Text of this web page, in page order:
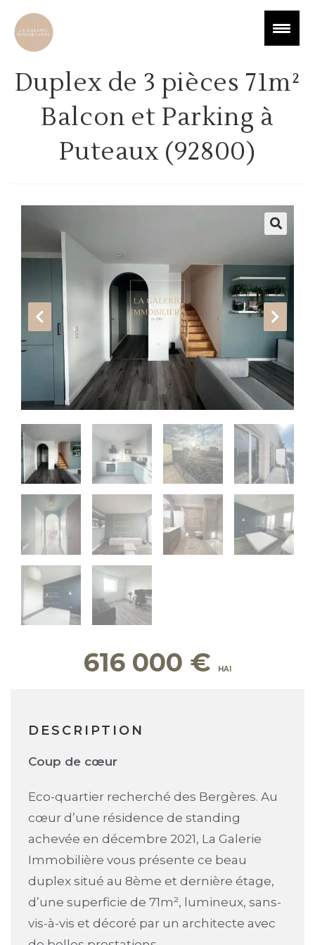
Duplex de 3 pièces 71m²
Balcon et Parking à
Puteaux (92800)
616 000 €
DESCRIPTION
Coup de cœur
Eco-quartier recherché des Bergères. Au
cœur d’une résidence de standing
achevée en décembre 2021, La Galerie
Immobilière vous présente ce beau
duplex situé au 8ème et dernière étage,
d’une superficie de 71m², lumineux, sans-
vis-à-vis et décoré par un architecte avec